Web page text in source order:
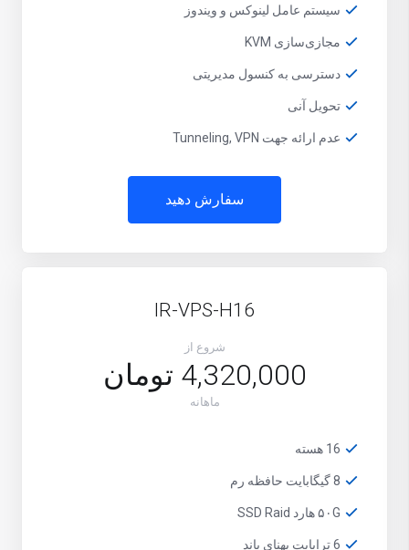
سیستم عامل لینوکس و ویندوز
مجازی‌سازی KVM
دسترسی به کنسول مدیریتی
تحویل آنی
عدم ارائه جهت Tunneling, VPN
سفارش دهید
IR-VPS-H16
شروع از
4,320,000 تومان
ماهانه
16 هسته
8 گیگابایت حافظه رم
۵۰G هارد SSD Raid
6 ترابایت پهنای باند